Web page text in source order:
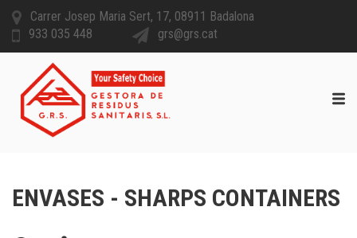
Carrer Josep Maria Sert, 17, 08911 Badalona
933 035 448
grs@grs.cat
ENVASES - SHARPS CONTAINERS